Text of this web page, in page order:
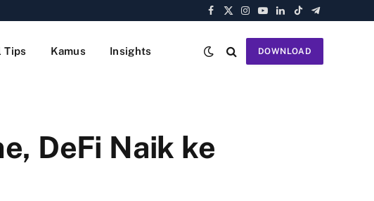
Facebook
X
Instagram
YouTube
LinkedIn
TikTokTelegram
Tips Kamus Insights DOWNLOAD
DeFi Naik ke